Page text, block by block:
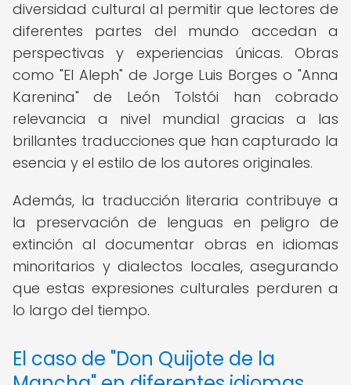
diversidad cultural al permitir que lectores de
diferentes partes del mundo accedan a
perspectivas y experiencias únicas. Obras
como "El Aleph" de Jorge Luis Borges o "Anna
Karenina" de León Tolstói han cobrado
relevancia a nivel mundial gracias a las
brillantes traducciones que han capturado la
esencia y el estilo de los autores originales.
Además, la traducción literaria contribuye a
la preservación de lenguas en peligro de
extinción al documentar obras en idiomas
minoritarios y dialectos locales, asegurando
que estas expresiones culturales perduren a
lo largo del tiempo.
El caso de "Don Quijote de la